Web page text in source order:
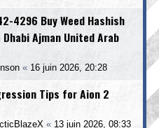
4296 Buy Weed Hashish
Ajman United Arab
« 16 juin 2026, 20:28
Tips for Aion 2
« 13 juin 2026, 08:33